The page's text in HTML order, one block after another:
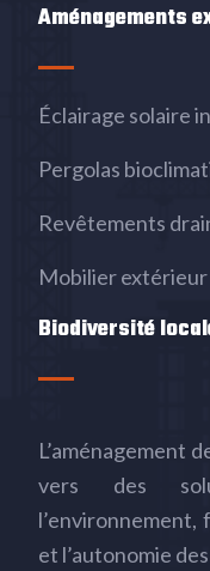
Aménagements
Éclairage solaire
Pergolas
Revêtements
Mobilier
Biodiversité
L’aménagement
vers des
l’environnement,
et l’autonomie